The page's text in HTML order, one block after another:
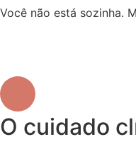
Você não está sozinha.
O cuidado